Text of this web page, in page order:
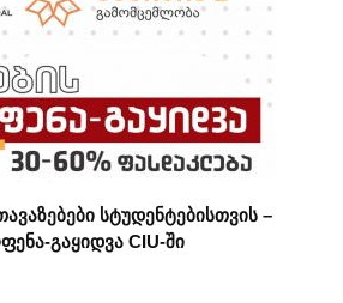
სტუდენტებისთვის –
გაყიდვა CIU-ში